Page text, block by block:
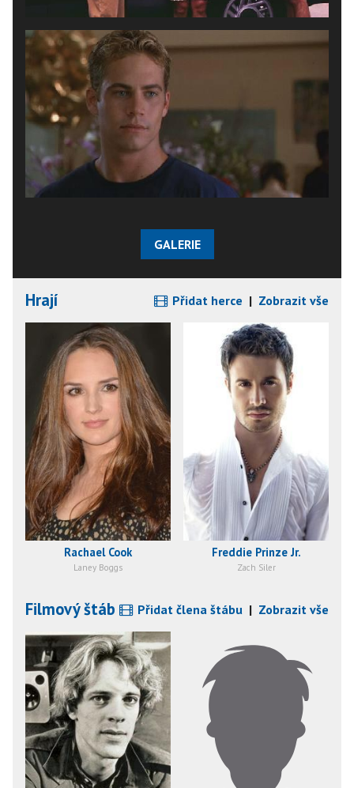
GALERIE
Hrají Přidat herce | Zobrazit vše
Rachael Cook
Laney Boggs
Freddie Prinze Jr.
Zach Siler
Filmový štáb Přidat člena štábu | Zobrazit vše